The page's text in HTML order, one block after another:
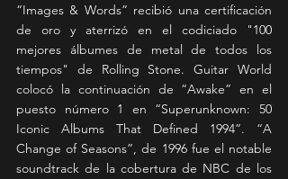
“Images & Words” recibió una certificación
de oro y aterrizó en el codiciado "100
mejores álbumes de metal de todos los
tiempos" de Rolling Stone. Guitar World
colocó la continuación de “Awake” en el
puesto número 1 en “Superunknown: 50
Iconic Albums That Defined 1994”. “A
Change of Seasons”, de 1996 fue el notable
soundtrack de la cobertura de NBC de los